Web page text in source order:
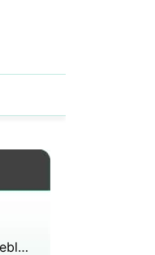
Er det noe som behandler akneblekemiddel?